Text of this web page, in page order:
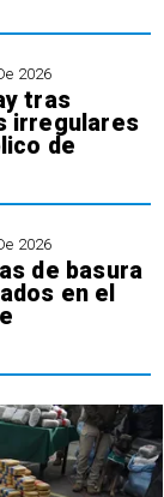
2026
tras
irregulares
de
2026
de basura
en el